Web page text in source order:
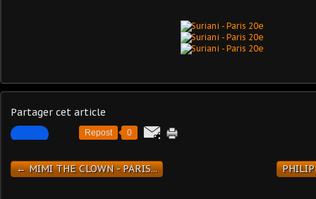
Partager cet article
Repost 0
← MIMI THE CLOWN - PARIS...